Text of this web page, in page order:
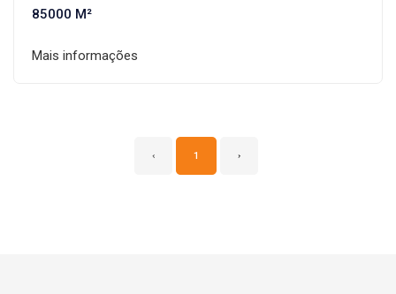
85000 M²
Mais informações
‹ 1 ›